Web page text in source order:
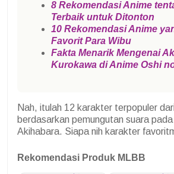
8 Rekomendasi Anime
Terbaik untuk Ditonton
10 Rekomendasi Anime
Favorit Para Wibu
Fakta Menarik Mengenai
Kurokawa di Anime Oshi
Nah, itulah 12 karakter terpopuler
berdasarkan pemungutan suara
Akihabara. Siapa nih karakter
Rekomendasi Produk MLBB